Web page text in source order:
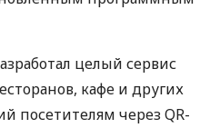
целый сервис
кафе и других
посетителям через QR-